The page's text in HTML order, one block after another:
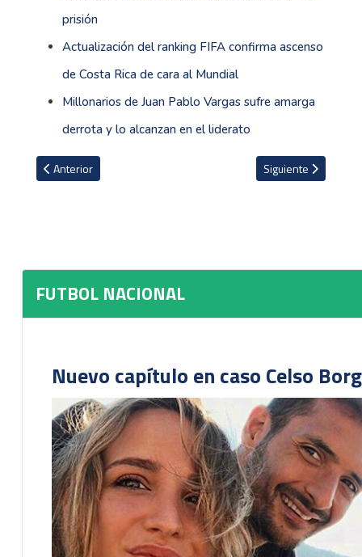
prisión
Actualización del ranking FIFA confirma ascenso
de Costa Rica de cara al Mundial
Millonarios de Juan Pablo Vargas sufre amarga
derrota y lo alcanzan en el liderato
Artículo anterior: Sporting anuncia la salida de tres futbolistas
Anterior Artículo siguiente:
Siguiente
FUTBOL NACIONAL
Nuevo capítulo en caso Celso